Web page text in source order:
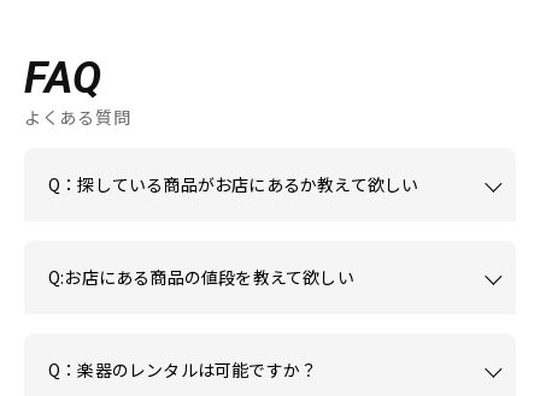
FAQ
よくある質問
Q：探している商品がお店にあるか教えて欲しい
Q:お店にある商品の値段を教えて欲しい
Q：楽器のレンタルは可能ですか？